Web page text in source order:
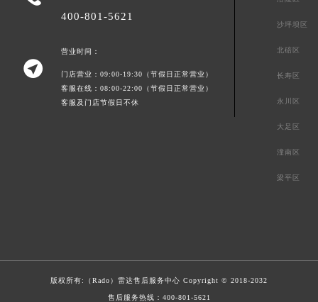
400-801-5621

营业时间：
门店营业：09:00-19:30（节假日正常营业）
客服在线：08:00-22:00（节假日正常营业）
客服及门店节假日不休
沙坪坝区
北碚区
长寿区
永川区
大足区
潼南区
梁平区
版权所有:（Rado） 雷达售后服务中心 Copyright © 2018-2032
售后服务热线： 400-801-5621